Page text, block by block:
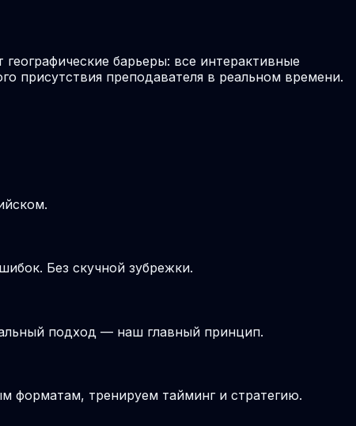
барьеры: все интерактивные
присутствия преподавателя в реальном времени.
Без скучной зубрежки.
подход — наш главный принцип.
форматам, тренируем тайминг и стратегию.